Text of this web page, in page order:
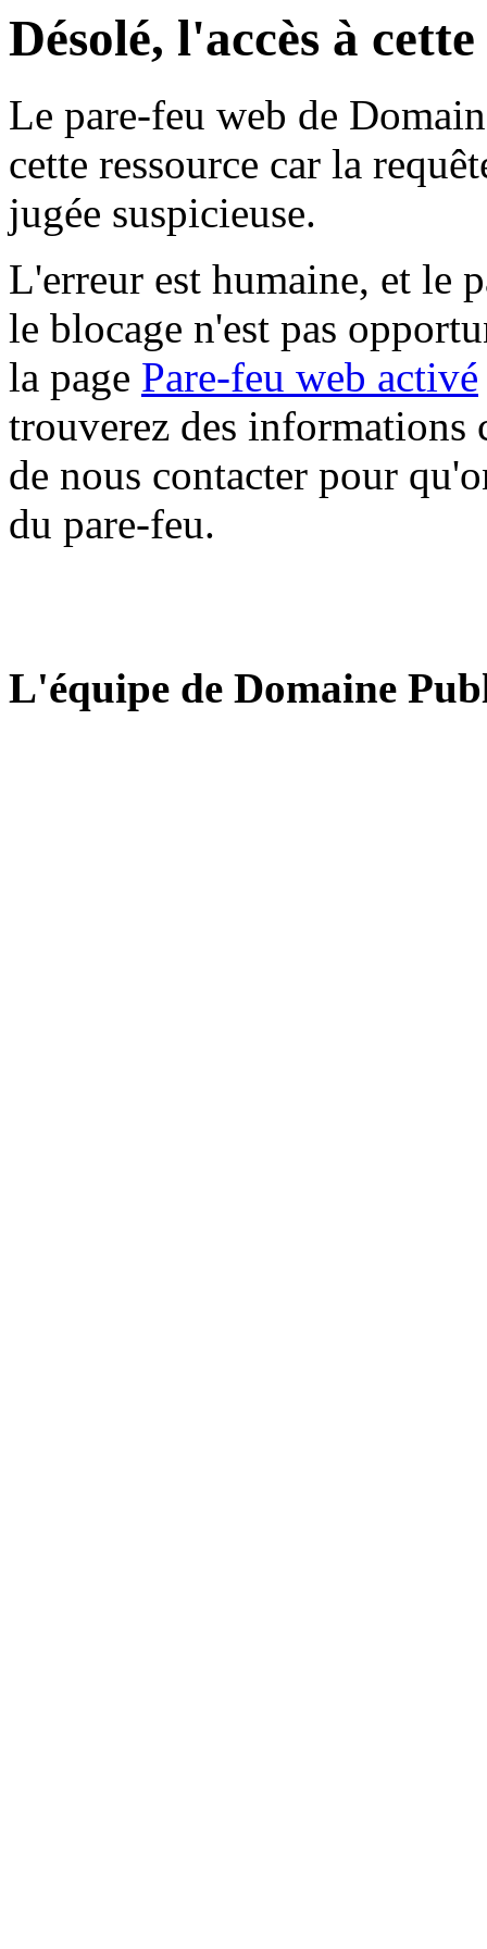
Désolé, l'accès à
Le pare-feu web de
cette ressource car la
jugée suspicieuse.
L'erreur est humaine, et le
le blocage n'est pas
la page Pare-feu web activé
trouverez des informations
de nous contacter pour
du pare-feu.
L'équipe de Domaine